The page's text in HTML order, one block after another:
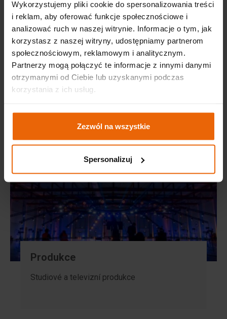
Wykorzystujemy pliki cookie do spersonalizowania treści
i reklam, aby oferować funkcje społecznościowe i
analizować ruch w naszej witrynie. Informacje o tym, jak
korzystasz z naszej witryny, udostępniamy partnerom
społecznościowym, reklamowym i analitycznym.
Partnerzy mogą połączyć te informacje z innymi danymi
otrzymanymi od Ciebie lub uzyskanymi podczas
korzystania z ich usług.
Zezwól na wszystkie
Spersonalizuj
Bankety
Bankety až pro 4000 účastníků
Produkce
Studiové a televizní produkce